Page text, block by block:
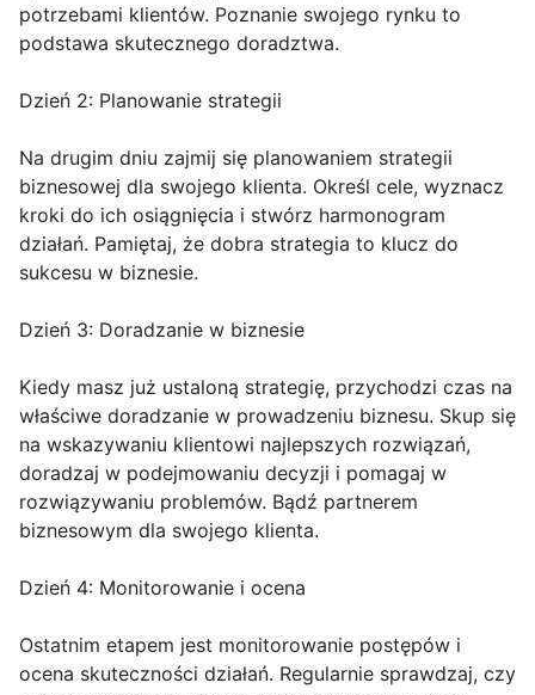
potrzebami klientów. Poznanie swojego rynku to
podstawa skutecznego doradztwa.
Dzień 2: Planowanie strategii
Na drugim dniu zajmij się planowaniem strategii
biznesowej dla swojego klienta. Określ cele, wyznacz
kroki do ich osiągnięcia i stwórz harmonogram
działań. Pamiętaj, że dobra strategia to klucz do
sukcesu w biznesie.
Dzień 3: Doradzanie w biznesie
Kiedy masz już ustaloną strategię, przychodzi czas na
właściwe doradzanie w prowadzeniu biznesu. Skup się
na wskazywaniu klientowi najlepszych rozwiązań,
doradzaj w podejmowaniu decyzji i pomagaj w
rozwiązywaniu problemów. Bądź partnerem
biznesowym dla swojego klienta.
Dzień 4: Monitorowanie i ocena
Ostatnim etapem jest monitorowanie postępów i
ocena skuteczności działań. Regularnie sprawdzaj, czy